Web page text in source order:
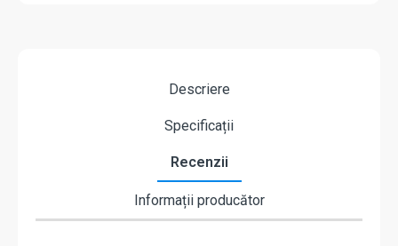
Descriere
Specificații
Recenzii
Informații producător